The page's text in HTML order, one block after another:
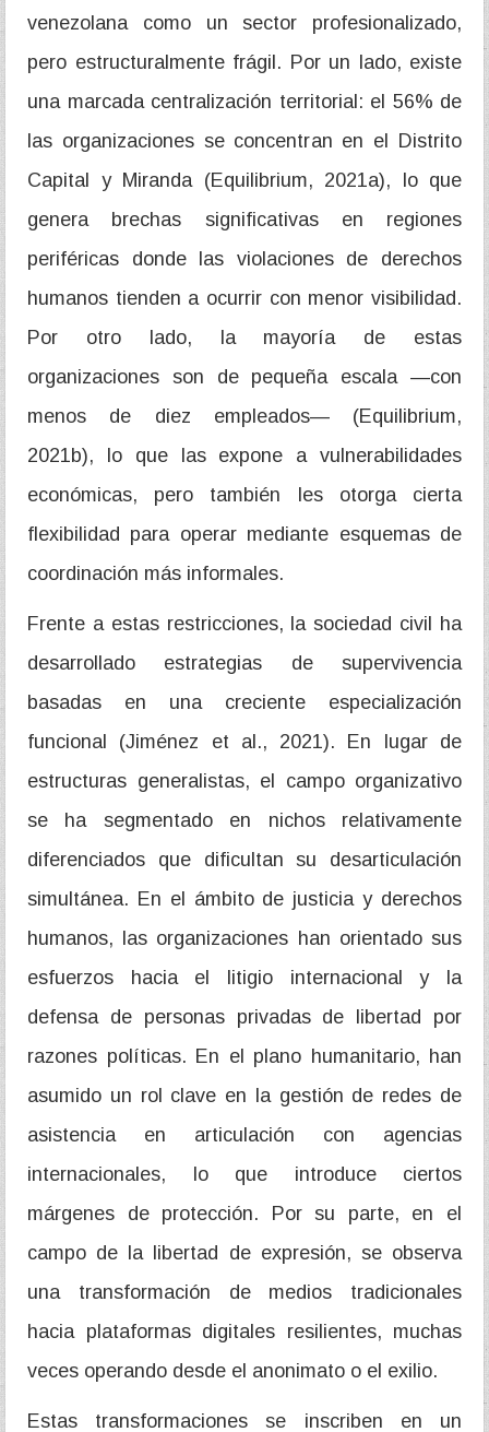
venezolana como un sector profesionalizado,
pero estructuralmente frágil. Por un lado, existe
una marcada centralización territorial: el 56% de
las organizaciones se concentran en el Distrito
Capital y Miranda (Equilibrium, 2021a), lo que
genera brechas significativas en regiones
periféricas donde las violaciones de derechos
humanos tienden a ocurrir con menor visibilidad.
Por otro lado, la mayoría de estas
organizaciones son de pequeña escala —con
menos de diez empleados— (Equilibrium,
2021b), lo que las expone a vulnerabilidades
económicas, pero también les otorga cierta
flexibilidad para operar mediante esquemas de
coordinación más informales.
Frente a estas restricciones, la sociedad civil ha
desarrollado estrategias de supervivencia
basadas en una creciente especialización
funcional (Jiménez et al., 2021). En lugar de
estructuras generalistas, el campo organizativo
se ha segmentado en nichos relativamente
diferenciados que dificultan su desarticulación
simultánea. En el ámbito de justicia y derechos
humanos, las organizaciones han orientado sus
esfuerzos hacia el litigio internacional y la
defensa de personas privadas de libertad por
razones políticas. En el plano humanitario, han
asumido un rol clave en la gestión de redes de
asistencia en articulación con agencias
internacionales, lo que introduce ciertos
márgenes de protección. Por su parte, en el
campo de la libertad de expresión, se observa
una transformación de medios tradicionales
hacia plataformas digitales resilientes, muchas
veces operando desde el anonimato o el exilio.
Estas transformaciones se inscriben en un